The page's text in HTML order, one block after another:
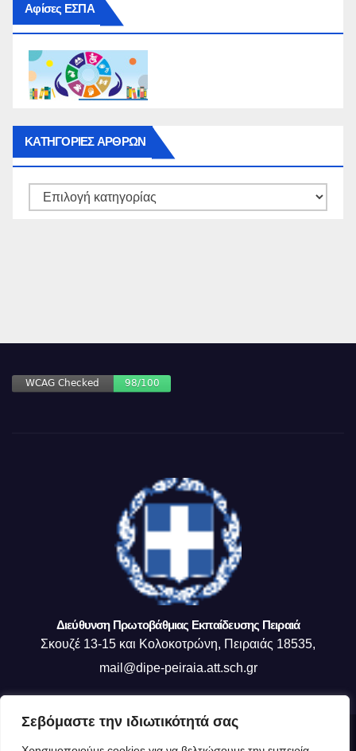
Σεβόμαστε την ιδιωτικότητά σας
Αφίσες ΕΣΠΑ
ΚΑΤΗΓΟΡΙΕΣ ΑΡΘΡΩΝ
ΚΑΤΗΓΟΡΙΕΣ
Διεύθυνση Πρωτοβάθμιας Εκπαίδευσης Πειραιά
Σκουζέ 13-15 και Κολοκοτρώνη, Πειραιάς 18535,
mail@dipe-peiraia.att.sch.gr
Δημιουργήθηκε από το digital2000 με την Υποστήριξη του WordPress